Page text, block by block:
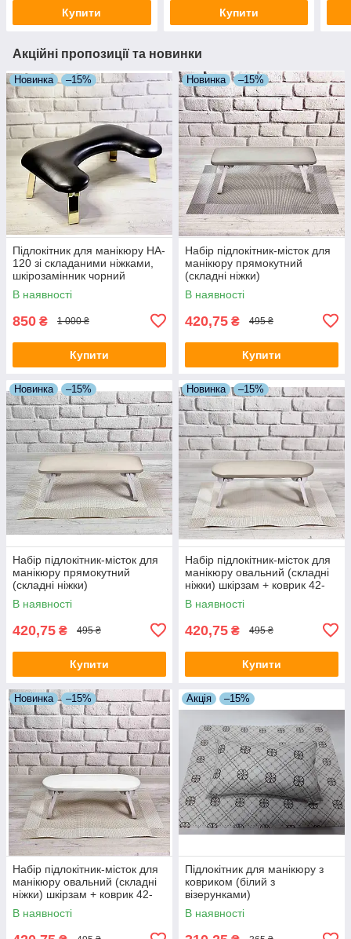
Купити Купити
Акційні пропозиції та новинки
Новинка –15%
Підлокітник для манікюру HA-
120 зі складаними ніжками,
шкірозамінник чорний
В наявності
850 ₴ 1 000 ₴
Купити
Новинка –15%
Набір підлокітник-місток для
манікюру прямокутний
(складні ніжки)
шкірзам+коврик 42-8/9/10,
світло-сірий
В наявності
420,75 ₴ 495 ₴
Купити
Новинка –15%
Набір підлокітник-місток для
манікюру прямокутний
(складні ніжки)
шкірзам+коврик 42-8/9/10,
бежевий
В наявності
420,75 ₴ 495 ₴
Купити
Новинка –15%
Набір підлокітник-місток для
манікюру овальний (складні
ніжки) шкірзам + коврик 42-
8/9/10, бежевий
В наявності
420,75 ₴ 495 ₴
Купити
Новинка –15%
Набір підлокітник-місток для
манікюру овальний (складні
ніжки) шкірзам + коврик 42-
8/9/10, білий
В наявності
Акція –15%
Підлокітник для манікюру з
ковриком (білий з
візерунками)
В наявності